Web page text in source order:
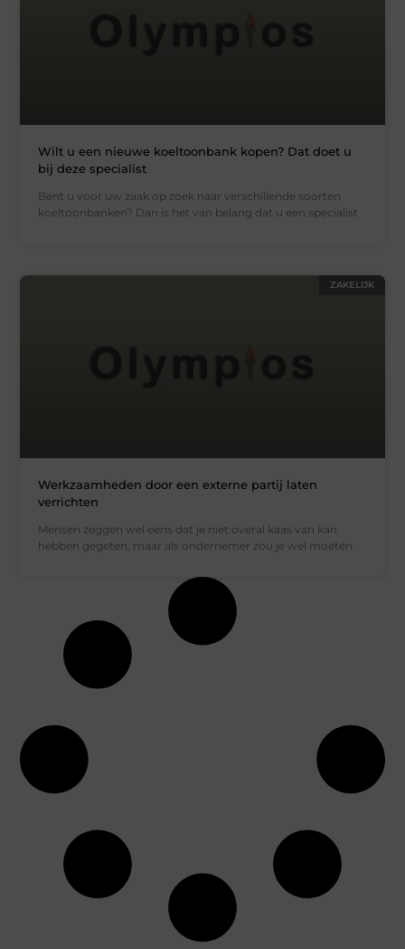
Wilt u een nieuwe koeltoonbank kopen? Dat doet u
bij deze specialist
Bent u voor uw zaak op zoek naar verschillende soorten
koeltoonbanken? Dan is het van belang dat u een specialist
ZAKELIJK
Werkzaamheden door een externe partij laten
verrichten
Mensen zeggen wel eens dat je niet overal kaas van kan
hebben gegeten, maar als ondernemer zou je wel moeten.